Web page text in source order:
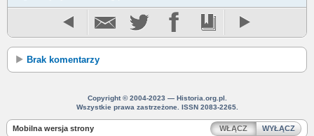
Brak komentarzy
Copyright © 2004-2023 — Historia.org.pl.
Wszystkie prawa zastrzeżone. ISSN 2083-2265.
Mobilna wersja strony WŁĄCZ WYŁĄCZ